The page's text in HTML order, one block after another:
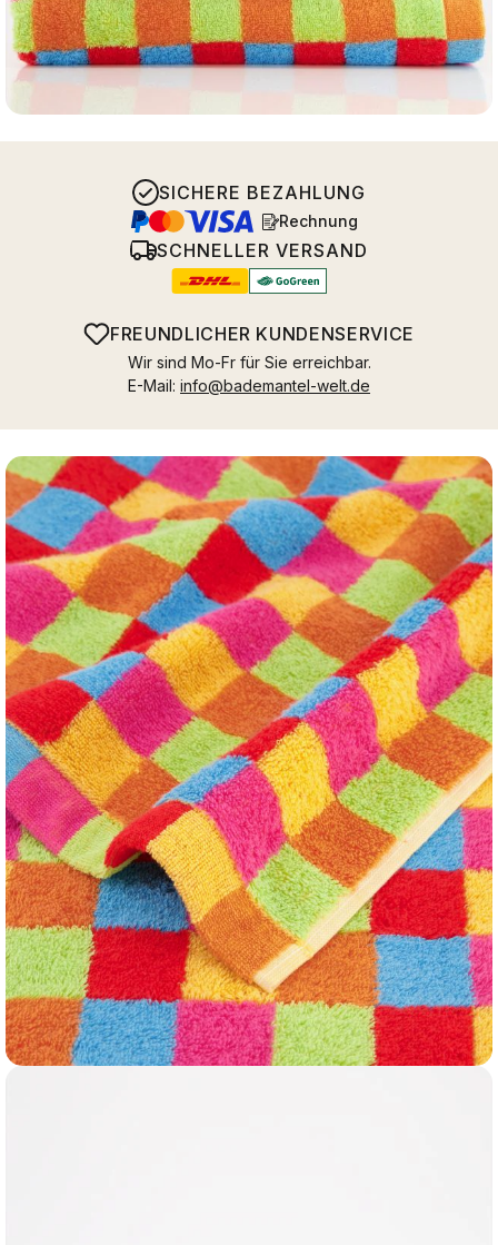
SICHERE BEZAHLUNG
Rechnung
SCHNELLER VERSAND
FREUNDLICHER KUNDENSERVICE
Wir sind Mo-Fr für Sie erreichbar.
E-Mail: info@bademantel-welt.de